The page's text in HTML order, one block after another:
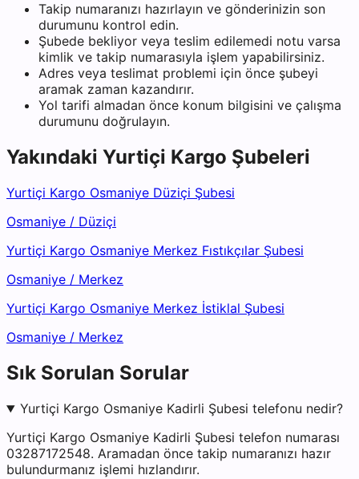
Takip numaranızı hazırlayın ve gönderinizin son
durumunu kontrol edin.
Şubede bekliyor veya teslim edilemedi notu varsa
kimlik ve takip numarasıyla işlem yapabilirsiniz.
Adres veya teslimat problemi için önce şubeyi
aramak zaman kazandırır.
Yol tarifi almadan önce konum bilgisini ve çalışma
durumunu doğrulayın.
Yakındaki Yurtiçi Kargo Şubeleri
Yurtiçi Kargo Osmaniye Düziçi Şubesi
Osmaniye / Düziçi
Yurtiçi Kargo Osmaniye Merkez Fıstıkçılar Şubesi
Osmaniye / Merkez
Yurtiçi Kargo Osmaniye Merkez İstiklal Şubesi
Osmaniye / Merkez
Sık Sorulan Sorular
Yurtiçi Kargo Osmaniye Kadirli Şubesi telefonu nedir?
Yurtiçi Kargo Osmaniye Kadirli Şubesi telefon numarası
03287172548. Aramadan önce takip numaranızı hazır
bulundurmanız işlemi hızlandırır.